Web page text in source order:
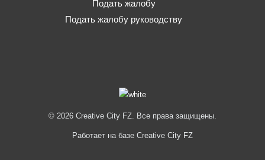
Подать жалобу
Подать жалобу руководству
© 2026 Creative City FZ. Все права защищены.
Работает на базе Creative City FZ